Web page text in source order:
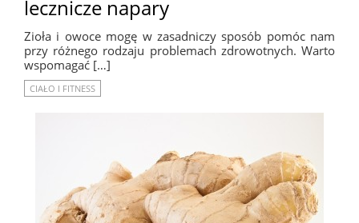
lecznicze napary
Zioła i owoce mogę w zasadniczy sposób pomóc nam
przy różnego rodzaju problemach zdrowotnych. Warto
wspomagać […]
CIAŁO I FITNESS